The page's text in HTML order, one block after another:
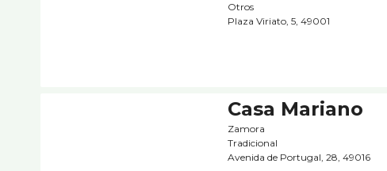
Otros
Plaza Viriato, 5, 49001
Casa Mariano
Zamora
Tradicional
Avenida de Portugal, 28, 49016